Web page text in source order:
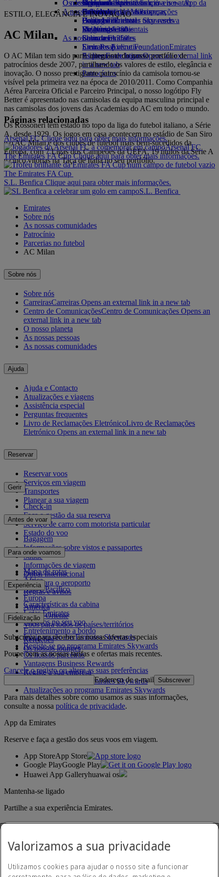
Opens an external link in a new tab
Bebidas
A nossa frota
Boeing 777
Emirates A380
Emirates A350
Emirates Executive
Esquemas de lugares
Brinquedos para crianças
Atividades para as crianças
O nosso planeta
Sustentabilidade nas operações
Política ambiental
Relatórios ambientais
As nossas comunidades
Emirates Airline FoundationEmirates
Airline Foundation Opens an external link
in a new tab
Patrocínios
Os destinos mais recentes
Helsínquia
Hangzhou
Da Nang
Shenzhen
Siem Reap
Skywards Rail
Calculadora de Milhas
Login em Emirates Skywards
Skywards+
Site para dispositivos móveis e a App da
Emirates
Cancelar ou alterar uma reserva
Viagens afetadas
Sobre a Emirates
ESTILO, ELEGÂNCIA E INOVAÇÃO
AC Milan
O AC Milan tem sido parte integrante do nosso portfólio de
patrocínios desde 2007, partilhando os valores de estilo, elegância e
inovação. O nosso prestigiante patrocínio da camisola tornou-se
visível pela primeira vez na época de 2010/2011. Como Companhia
Aérea Parceira Oficial e Parceiro Principal, o nosso logótipo Fly
Better é apresentado nas camisolas da equipa masculina principal e
nas camisolas dos jovens das Academias do AC em todo o mundo.
Os Rossoneri têm estado no topo da liga do futebol italiano, a Série
A, desde 1929. Os jogos em casa acontecem no estádio de San Siro
e o AC Milan é dos clubes de futebol mais bem-sucedidos da
Europa, com 7 Ligas dos Campeões da UEFA, 19 títulos da Série A
e cinco vitórias na Taça de Itália no seu portfólio.
Páginas relacionadas
Arsenal FC Clique aqui para obter mais informações.
Arsenal FC
The Emirates FA Cup Clique aqui para obter mais informações.
The Emirates FA Cup
S.L. Benfica Clique aqui para obter mais informações.
S.L. Benfica
Emirates
Sobre nós
As nossas comunidades
Patrocínio
Parcerias no futebol
AC Milan
Sobre nós
Sobre nós
CarreirasCarreiras Opens an external link in a new tab
Centro de ComunicaçõesCentro de Comunicações Opens an
external link in a new tab
O nosso planeta
As nossas pessoas
As nossas comunidades
Ajuda
Ajuda e Contacto
Atualizações e viagens
Assistência especial
Perguntas frequentes
Livro de Reclamações EletrónicoLivro de Reclamações
Eletrónico Opens an external link in a new tab
Reservar
Reservar voos
Serviços em viagem
Transportes
Planear a sua viagem
Gerir
Check-in
Faça a gestão da sua reserva
Serviço de carro com motorista particular
Estado do voo
Antes de voar
Bagagem
Informações sobre vistos e passaportes
Saúde
Informações de viagem
Dubai Internacional
De e para o aeroporto
Regras e avisos
Para onde voamos
Mapa de rotas
África
Ásia e Pacífico
Europa
América
Médio Oriente
Voos para todos os países/territórios
Experiência
Características da cabina
Lojas Emirates
Serviços no seu voo
Entretenimento a bordo
Refeições
Os nossos lounges
Fidelização
Inicie sessão em Emirates Skywards
Registe-se no programa Emirates Skywards
Os nossos parceiros
Vantagens Business Rewards
Registe a sua empresa
Regras do programa Emirates Skywards
Atualizações ao programa Emirates Skywards
Subscreva para receber as nossas ofertas especiais
Poupe com as nossas tarifas e ofertas mais recentes.
Cancele o registo ou altere as suas preferências
Endereço de e-mail
Subscrever
Para mais detalhes sobre como usamos as suas informações,
consulte a nossa política de privacidade.
App da Emirates
Reserve e faça a gestão dos seus voos em viagem.
App StoreApp Store
Google PlayGoogle Play
Huawei App Galleryhuawai os
Mantenha-se ligado
Partilhe a sua experiência Emirates.
Valorizamos a sua privacidade
Utilizamos cookies para ajudar o nosso site a funcionar